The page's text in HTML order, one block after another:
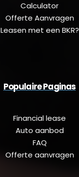
Calculator
Offerte Aanvragen
Leasen met een BKR?
Populaire Paginas
Financial lease
Auto aanbod
FAQ
Offerte aanvragen